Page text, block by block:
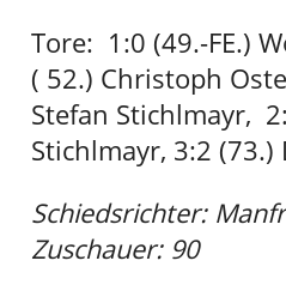
Tore: 1:0 (49.-FE.)
( 52.) Christoph
Stefan Stichlmayr,
Stichlmayr, 3:2 (73.)
Schiedsrichter:
Zuschauer: 90